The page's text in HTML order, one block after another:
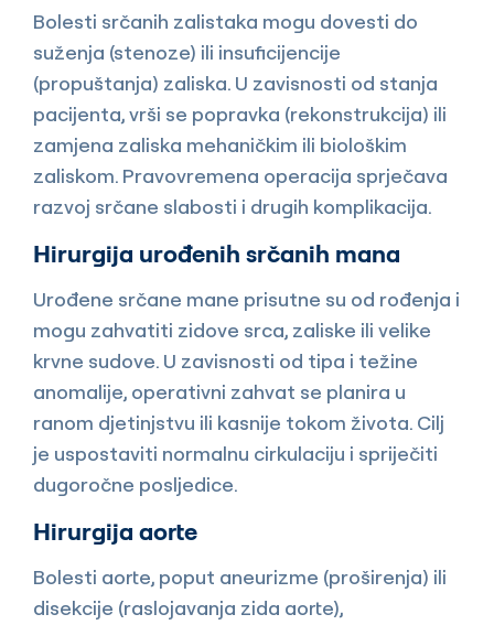
Bolesti srčanih zalistaka mogu dovesti do
suženja (stenoze) ili insuficijencije
(propuštanja) zaliska. U zavisnosti od stanja
pacijenta, vrši se popravka (rekonstrukcija) ili
zamjena zaliska mehaničkim ili biološkim
zaliskom. Pravovremena operacija sprječava
razvoj srčane slabosti i drugih komplikacija.
Hirurgija urođenih srčanih mana
Urođene srčane mane prisutne su od rođenja i
mogu zahvatiti zidove srca, zaliske ili velike
krvne sudove. U zavisnosti od tipa i težine
anomalije, operativni zahvat se planira u
ranom djetinjstvu ili kasnije tokom života. Cilj
je uspostaviti normalnu cirkulaciju i spriječiti
dugoročne posljedice.
Hirurgija aorte
Bolesti aorte, poput aneurizme (proširenja) ili
disekcije (raslojavanja zida aorte),